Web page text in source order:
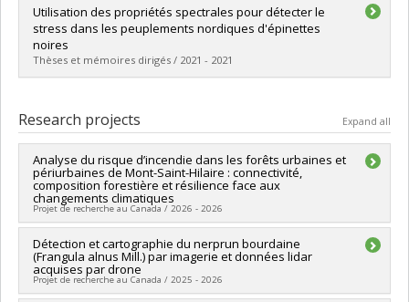
Graduate :Dally-Bélanger, Catherine
Cycle : Master's
Grade :
Lien vers le document dans Papyrus
Utilisation des propriétés spectrales pour détecter le
stress dans les peuplements nordiques d'épinettes
noires
Thèses et mémoires dirigés / 2021 - 2021
Cycle :Master's
Grade :M. Sc.
Lien vers le document dans Papyrus
Research projects Expand all
Analyse du risque d’incendie dans les forêts urbaines et
périurbaines de Mont-Saint-Hilaire : connectivité,
composition forestière et résilience face aux
changements climatiques
Projet de recherche au Canada / 2026 - 2026
Lead researcher : François Girard
Funding sources:MITACS Inc.
Grant programs:PVXXXXXX-Stage Accélération Québec -
MITACS
Détection et cartographie du nerprun bourdaine
(Frangula alnus Mill.) par imagerie et données lidar
acquises par drone
Projet de recherche au Canada / 2025 - 2026